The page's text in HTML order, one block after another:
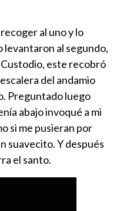
al uno y lo
al segundo,
este recobró
del andamio
Preguntado luego
abajo invoqué a mi
si me pusieran por
suavecito. Y después
el santo.